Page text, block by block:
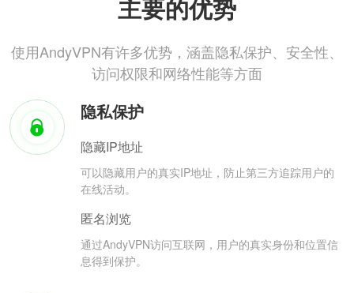
主要的优势
使用AndyVPN有许多优势，涵盖隐私保护、安全性、
访问权限和网络性能等方面
隐私保护
隐藏IP地址
可以隐藏用户的真实IP地址，防止第三方追踪用户的
在线活动。
匿名浏览
通过AndyVPN访问互联网，用户的真实身份和位置信
息得到保护。